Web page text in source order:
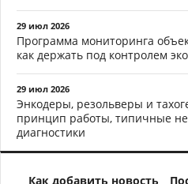
29 июл 2026
Программа мониторинга
как держать под контролем
29 июл 2026
Энкодеры, резольверы и
принцип работы, типичные
диагностики
Как добавить новость